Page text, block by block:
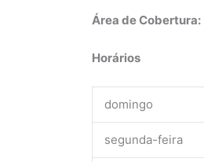
Área de Cobertura:
Horários
domingo
segunda-feira